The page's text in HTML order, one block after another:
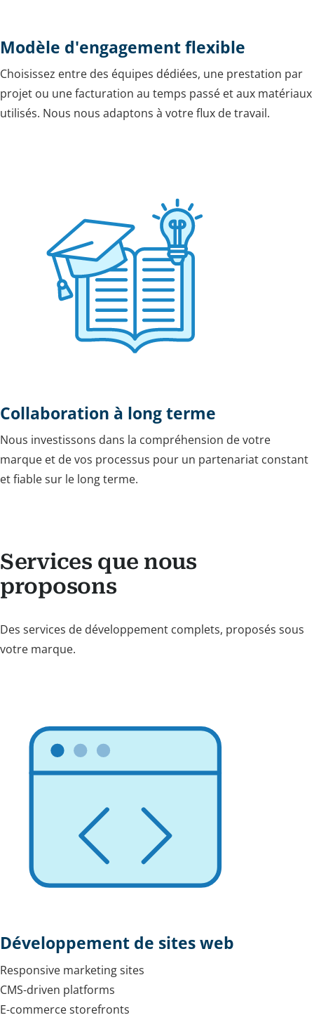
Modèle d'engagement flexible
Choisissez entre des équipes dédiées, une prestation par
projet ou une facturation au temps passé et aux matériaux
utilisés. Nous nous adaptons à votre flux de travail.
Collaboration à long terme
Nous investissons dans la compréhension de votre
marque et de vos processus pour un partenariat constant
et fiable sur le long terme.
Services que nous
proposons
Des services de développement complets, proposés sous
votre marque.
Développement de sites web
Responsive marketing sites
CMS-driven platforms
E-commerce storefronts